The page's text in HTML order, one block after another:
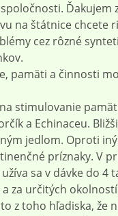
Ďakujem
na štátnice chcete
cez rôzné
pamäti a činnosti
stimulovanie
a Echinaceu.
jedlom. Oproti
príznaky. V
sa v dávke do 4
za určitých
z toho hľadiska, že